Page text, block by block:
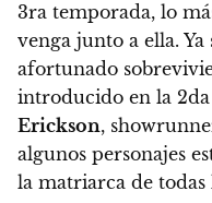
3ra temporada, lo
venga junto a ella.
afortunado
introducido en la
Erickson,
algunos personajes
la matriarca de todas